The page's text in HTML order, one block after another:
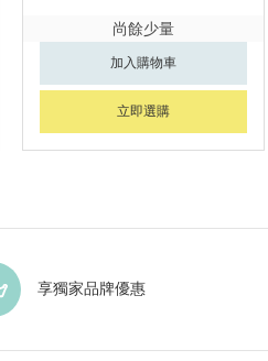
尚餘少量
加入購物車
立即選購
享獨家品牌優惠